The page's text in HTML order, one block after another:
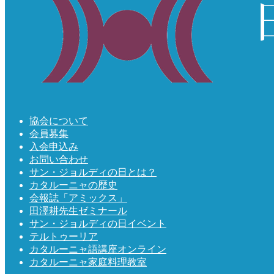
協会について
会員募集
入会申込み
お問い合わせ
サン・ジョルディの日とは？
カタルーニャの歴史
会報誌「アミックス」
田澤耕先生ゼミナール
サン・ジョルディの日イベント
テルトゥーリア
カタルーニャ語講座オンライン
カタルーニャ家庭料理教室